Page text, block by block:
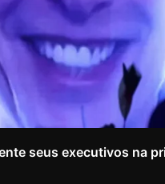
seus executivos na